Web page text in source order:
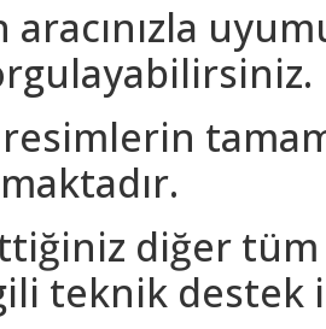
aracınızla
diğer
teknik destek